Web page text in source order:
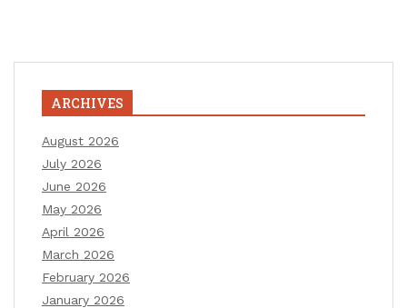
ARCHIVES
August 2026
July 2026
June 2026
May 2026
April 2026
March 2026
February 2026
January 2026